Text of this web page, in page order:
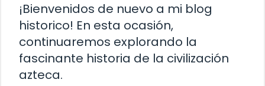
¡Bienvenidos de nuevo a mi blog
historico! En esta ocasión,
continuaremos explorando la
fascinante historia de la civilización
azteca.